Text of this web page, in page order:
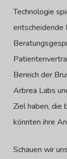
Technologie
entscheidende
Bereich der
Arbrea Labs
Ziel haben, die
könnten ihre
Schauen wir